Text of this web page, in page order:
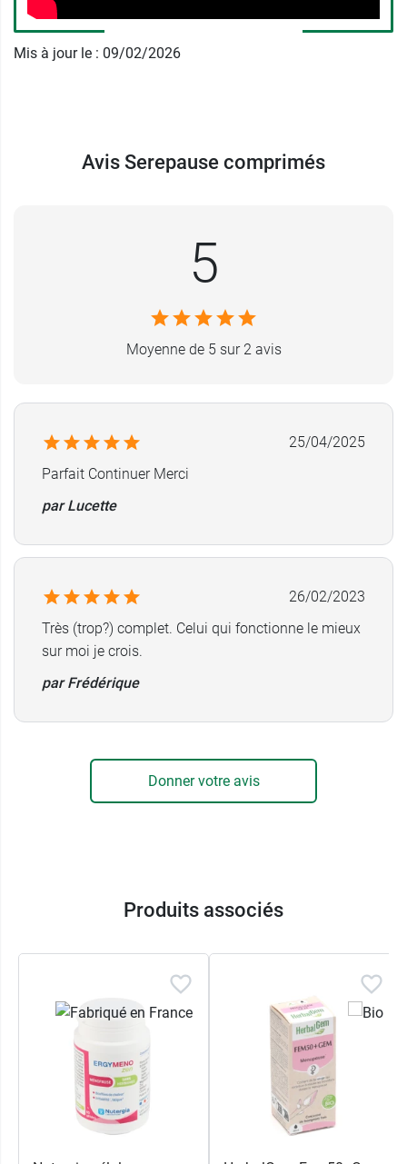
végétariens
Conditionnement :60 comprimés soit 30 jours
6 RUE DU CHEVALIER ST GEORGES
Mis à jour le : 09/02/2026
Avis Serepause comprimés
5
Moyenne de 5 sur 2 avis
25/04/2025
Parfait Continuer Merci
par Lucette
26/02/2023
Très (trop?) complet. Celui qui fonctionne le mieux
sur moi je crois.
par Frédérique
Donner votre avis
Produits associés